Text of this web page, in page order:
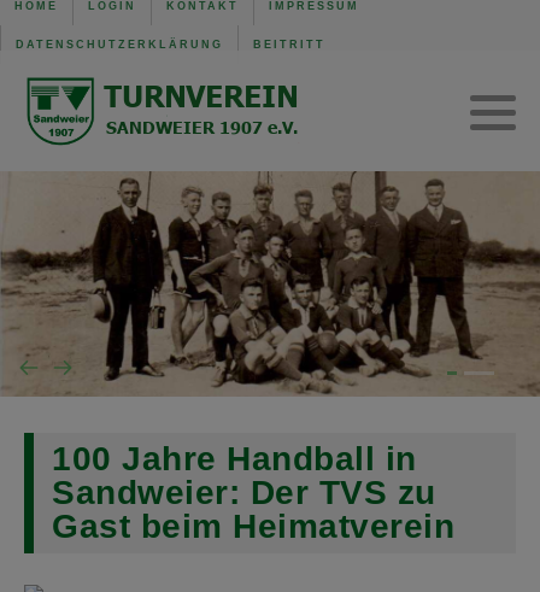
HOME LOGIN KONTAKT IMPRESSUM
DATENSCHUTZERKLÄRUNG BEITRITT
100 Jahre Handball in
Sandweier: Der TVS zu
Gast beim Heimatverein
TVS Baden-Baden 1907
Unsere Schiedsrichter
Wochenübersicht TVS BB
Wochenübersicht TVS
Trainingszeiten
Turnen Jugend
Gerätturnen w.
Eltern-Kind-Turnen
Verwaltung
Mannschaft der Woche